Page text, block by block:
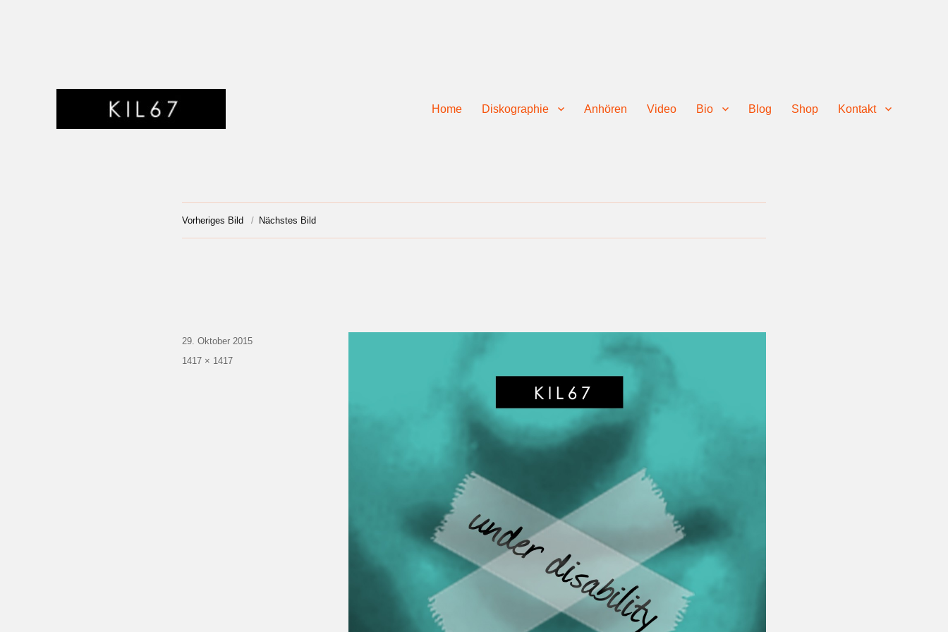
Home Diskographie Anhören Video Bio Blog Shop Kontakt
Vorheriges Bild Nächstes Bild
Veröffentlicht
am
29. Oktober 2015
Volle
1417 × 1417